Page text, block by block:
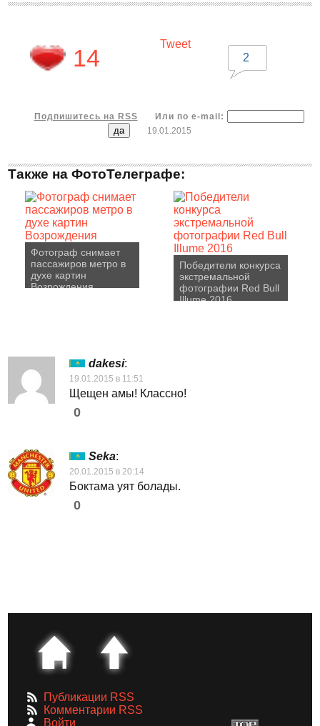
14
Tweet
2
Подпишитесь на RSS
Или по e-mail:
19.01.2015
Также на ФотоТелеграфе:
Фотограф снимает
пассажиров метро в
духе картин
Возрождения
Победители конкурса
экстремальной
фотографии Red Bull
Illume 2016
dakesi:
19.01.2015 в 11:51
Щещен амы! Классно!
0
Seka:
20.01.2015 в 20:14
Боктама уят болады.
0
Публикации RSS
Комментарии RSS
Войти